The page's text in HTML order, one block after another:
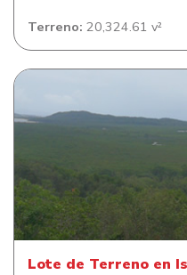
Terreno: 20,324.61 v²
Lote de
Lote de Terreno en